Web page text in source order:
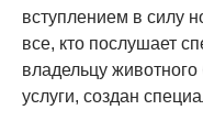
вступлением в силу
все, кто послушает
владельцу
услуги, создан